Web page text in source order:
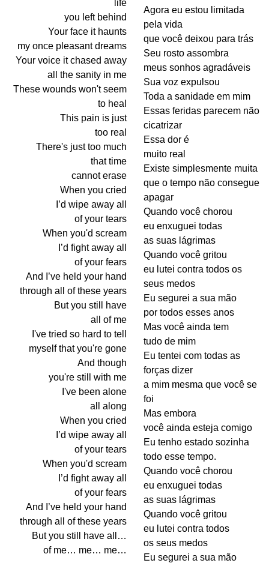
life
you left behind
Your face it haunts
my once pleasant dreams
Your voice it chased away
all the sanity in me
These wounds won't seem
to heal
This pain is just
too real
There's just too much
that time
cannot erase
When you cried
I’d wipe away all
of your tears
When you'd scream
I’d fight away all
of your fears
And I’ve held your hand
through all of these years
But you still have
all of me
I've tried so hard to tell
myself that you're gone
And though
you're still with me
I've been alone
all along
When you cried
I’d wipe away all
of your tears
When you'd scream
I’d fight away all
of your fears
And I’ve held your hand
through all of these years
But you still have all…
of me… me… me…
Agora eu estou limitada
pela vida
que você deixou para trás
Seu rosto assombra
meus sonhos agradáveis
Sua voz expulsou
Toda a sanidade em mim
Essas feridas parecem não
cicatrizar
Essa dor é
muito real
Existe simplesmente muita
que o tempo não consegue
apagar
Quando você chorou
eu enxuguei todas
as suas lágrimas
Quando você gritou
eu lutei contra todos os
seus medos
Eu segurei a sua mão
por todos esses anos
Mas você ainda tem
tudo de mim
Eu tentei com todas as
forças dizer
a mim mesma que você se
foi
Mas embora
você ainda esteja comigo
Eu tenho estado sozinha
todo esse tempo.
Quando você chorou
eu enxuguei todas
as suas lágrimas
Quando você gritou
eu lutei contra todos
os seus medos
Eu segurei a sua mão